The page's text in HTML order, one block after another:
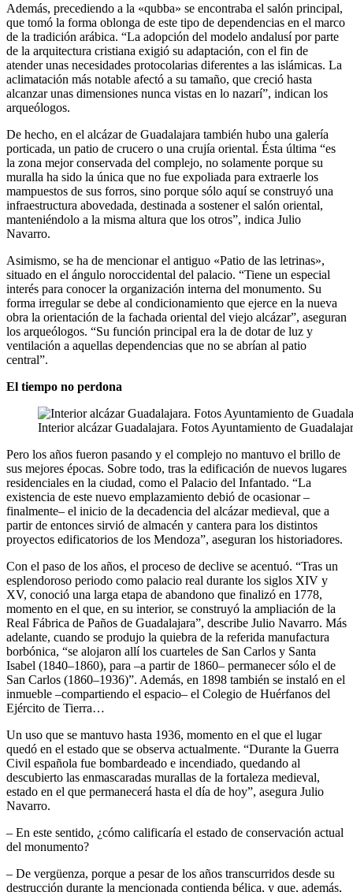
Además, precediendo a la «qubba» se encontraba el salón principal,
que tomó la forma oblonga de este tipo de dependencias en el marco
de la tradición arábica. “La adopción del modelo andalusí por parte
de la arquitectura cristiana exigió su adaptación, con el fin de
atender unas necesidades protocolarias diferentes a las islámicas. La
aclimatación más notable afectó a su tamaño, que creció hasta
alcanzar unas dimensiones nunca vistas en lo nazarí”, indican los
arqueólogos.
De hecho, en el alcázar de Guadalajara también hubo una galería
porticada, un patio de crucero o una crujía oriental. Ésta última “es
la zona mejor conservada del complejo, no solamente porque su
muralla ha sido la única que no fue expoliada para extraerle los
mampuestos de sus forros, sino porque sólo aquí se construyó una
infraestructura abovedada, destinada a sostener el salón oriental,
manteniéndolo a la misma altura que los otros”, indica Julio
Navarro.
Asimismo, se ha de mencionar el antiguo «Patio de las letrinas»,
situado en el ángulo noroccidental del palacio. “Tiene un especial
interés para conocer la organización interna del monumento. Su
forma irregular se debe al condicionamiento que ejerce en la nueva
obra la orientación de la fachada oriental del viejo alcázar”, aseguran
los arqueólogos. “Su función principal era la de dotar de luz y
ventilación a aquellas dependencias que no se abrían al patio
central”.
El tiempo no perdona
Interior alcázar Guadalajara. Fotos Ayuntamiento de
Pero los años fueron pasando y el complejo no mantuvo el brillo de
sus mejores épocas. Sobre todo, tras la edificación de nuevos lugares
residenciales en la ciudad, como el Palacio del Infantado. “La
existencia de este nuevo emplazamiento debió de ocasionar –
finalmente– el inicio de la decadencia del alcázar medieval, que a
partir de entonces sirvió de almacén y cantera para los distintos
proyectos edificatorios de los Mendoza”, aseguran los historiadores.
Con el paso de los años, el proceso de declive se acentuó. “Tras un
esplendoroso periodo como palacio real durante los siglos XIV y
XV, conoció una larga etapa de abandono que finalizó en 1778,
momento en el que, en su interior, se construyó la ampliación de la
Real Fábrica de Paños de Guadalajara”, describe Julio Navarro. Más
adelante, cuando se produjo la quiebra de la referida manufactura
borbónica, “se alojaron allí los cuarteles de San Carlos y Santa
Isabel (1840–1860), para –a partir de 1860– permanecer sólo el de
San Carlos (1860–1936)”. Además, en 1898 también se instaló en el
inmueble –compartiendo el espacio– el Colegio de Huérfanos del
Ejército de Tierra…
Un uso que se mantuvo hasta 1936, momento en el que el lugar
quedó en el estado que se observa actualmente. “Durante la Guerra
Civil española fue bombardeado e incendiado, quedando al
descubierto las enmascaradas murallas de la fortaleza medieval,
estado en el que permanecerá hasta el día de hoy”, asegura Julio
Navarro.
– En este sentido, ¿cómo calificaría el estado de conservación actual
del monumento?
– De vergüenza, porque a pesar de los años transcurridos desde su
destrucción durante la mencionada contienda bélica, y que, además,